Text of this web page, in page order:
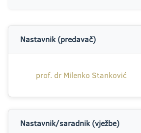
Nastavnik (predavač)
prof. dr Milenko Stanković
Nastavnik/saradnik (vježbe)